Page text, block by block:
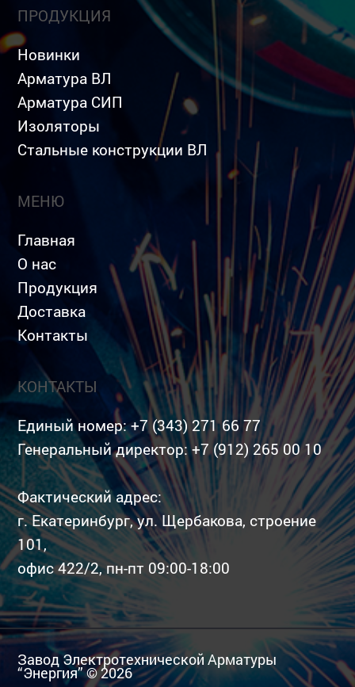
ПРОДУКЦИЯ
Новинки
Арматура ВЛ
Арматура СИП
Изоляторы
Стальные конструкции ВЛ
МЕНЮ
Главная
О нас
Продукция
Доставка
Контакты
КОНТАКТЫ
Единый номер:+7 (343) 271 66 77
Генеральный директор:+7 (912) 265 00 10
Фактический адрес:
г. Екатеринбург, ул. Щербакова, строение
101,
офис 422/2, пн-пт 09:00-18:00
Завод Электротехнической Арматуры
“Энергия” © 2026